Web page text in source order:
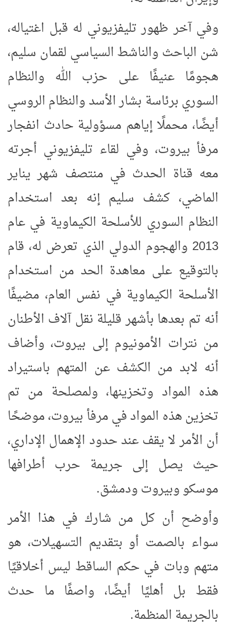
وفي آخر ظهور تليفزيوني له قبل اغتياله،
شن الباحث والناشط السياسي لقمان سليم،
هجومًا عنيفًا على حزب الله والنظام
السوري برئاسة بشار الأسد والنظام الروسي
أيضًا، محملًا إياهم مسؤولية حادث انفجار
مرفأ بيروت، وفي لقاء تليفزيوني أجرته
معه قناة الحدث في منتصف شهر يناير
الماضي، كشف سليم إنه بعد استخدام
النظام السوري للأسلحة الكيماوية في عام
2013 والهجوم الدولي الذي تعرض له، قام
بالتوقيع على معاهدة الحد من استخدام
الأسلحة الكيماوية في نفس العام، مضيفًا
أنه تم بعدها بأشهر قليلة نقل آلاف الأطنان
من نترات الأمونيوم إلى بيروت، وأضاف
أنه لابد من الكشف عن المتهم باستيراد
هذه المواد وتخزينها، ولمصلحة من تم
تخزين هذه المواد في مرفأ بيروت، موضحًا
أن الأمر لا يقف عند حدود الإهمال الإداري،
حيث يصل إلى جريمة حرب أطرافها
موسكو وبيروت ودمشق.
وأوضح أن كل من شارك في هذا الأمر
سواء بالصمت أو بتقديم التسهيلات، هو
متهم وبات في حكم الساقط ليس أخلاقيًا
فقط بل أهليًا أيضًا، واصفًا ما حدث
بالجريمة المنظمة.